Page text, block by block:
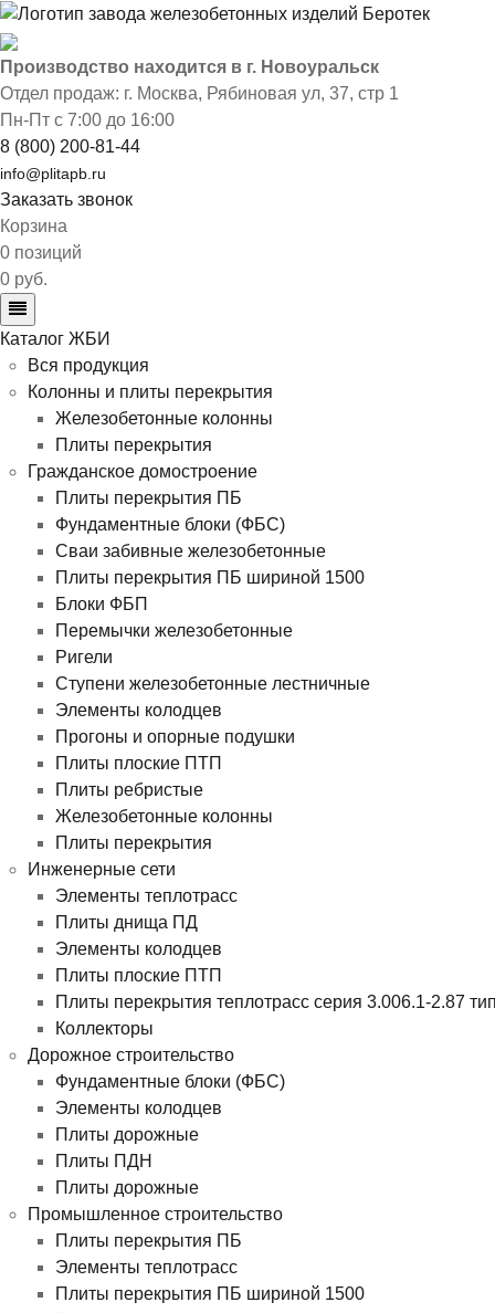
Производство находится в г. Новоуральск
Отдел продаж: г. Москва, Рябиновая ул, 37, стр 1
Пн-Пт с 7:00 до 16:00
8 (800) 200-81-44
info@plitapb.ru
Заказать звонок
Корзина
0 позиций
0 руб.
Каталог ЖБИ
Вся продукция
Колонны и плиты перекрытия
Железобетонные колонны
Плиты перекрытия
Гражданское домостроение
Плиты перекрытия ПБ
Фундаментные блоки (ФБС)
Сваи забивные железобетонные
Плиты перекрытия ПБ шириной 1500
Блоки ФБП
Перемычки железобетонные
Ригели
Ступени железобетонные лестничные
Элементы колодцев
Прогоны и опорные подушки
Плиты плоские ПТП
Плиты ребристые
Железобетонные колонны
Плиты перекрытия
Инженерные сети
Элементы теплотрасс
Плиты днища ПД
Элементы колодцев
Плиты плоские ПТП
Плиты перекрытия теплотрасс серия 3.006.1-2.87
Коллекторы
Дорожное строительство
Фундаментные блоки (ФБС)
Элементы колодцев
Плиты дорожные
Плиты ПДН
Плиты дорожные
Промышленное строительство
Плиты перекрытия ПБ
Элементы теплотрасс
Плиты перекрытия ПБ шириной 1500